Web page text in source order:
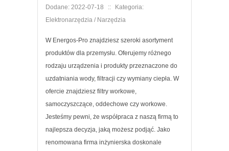
Dodane: 2022-07-18 ::
Kategoria:
Elektronarzędzia / Narzędzia
W Energos-Pro znajdziesz szeroki asortyment
produktów dla przemysłu. Oferujemy różnego
rodzaju urządzenia i produkty przeznaczone do
uzdatniania wody, filtracji czy wymiany ciepła. W
ofercie znajdziesz filtry workowe,
samoczyszczące, oddechowe czy workowe.
Jesteśmy pewni, że współpraca z naszą firmą to
najlepsza decyzja, jaką możesz podjąć. Jako
renomowana firma inżynierska doskonale